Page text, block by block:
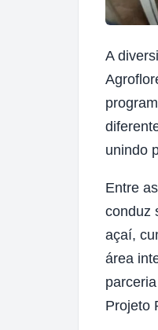
A
unindo
Entre
conduz
açaí,
área
Projeto